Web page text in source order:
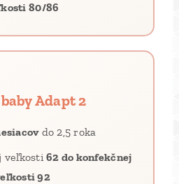
80/86
Adapt 2
do 2,5 roka
veľkosti62 do konfekčnej
92